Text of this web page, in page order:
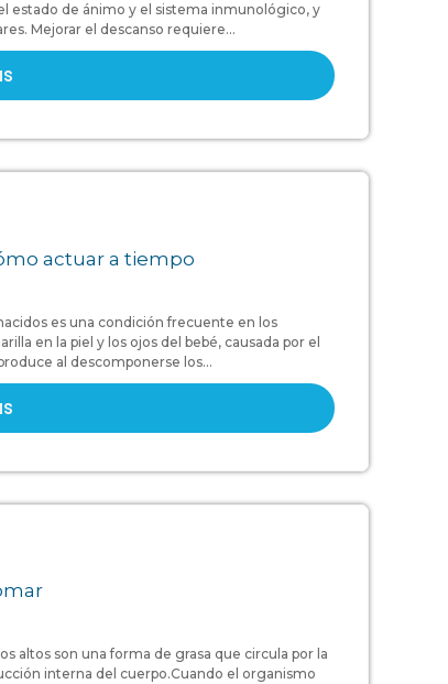
estado de ánimo y el sistema inmunológico, y
Mejorar el descanso requiere...
actuar a tiempo
es una condición frecuente en los
en la piel y los ojos del bebé, causada por el
al descomponerse los...
altos son una forma de grasa que circula por la
interna del cuerpo.Cuando el organismo